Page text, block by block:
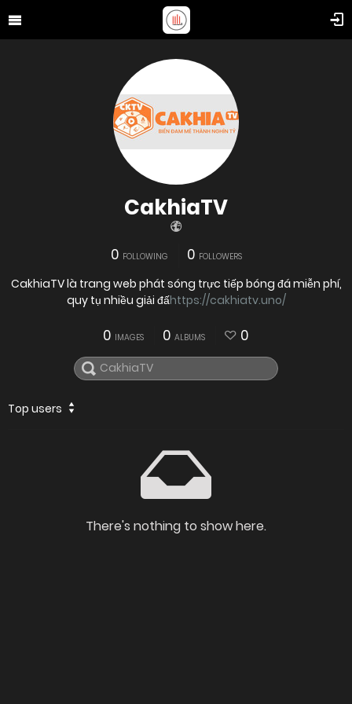
CakhiaTV
0 FOLLOWING 0 FOLLOWERS
CakhiaTV là trang web phát sóng trực tiếp bóng đá miễn phí,
quy tụ nhiều giải đấhttps://cakhiatv.uno/
0 IMAGES 0 ALBUMS 0
Top users
There's nothing to show here.